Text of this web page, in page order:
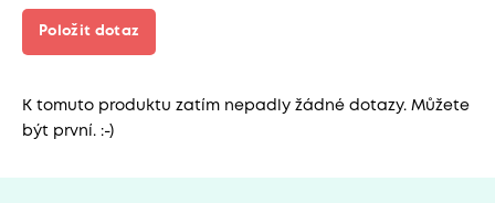
Položit dotaz
K tomuto produktu zatím nepadly žádné dotazy. Můžete
být první. :-)